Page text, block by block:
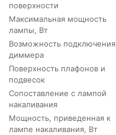
поверхности
Максимальная мощность
лампы, Вт
Возможность подключения
диммера
Поверхность плафонов и
подвесок
Сопоставление с лампой
накаливания
Мощность, приведенная к
лампе накаливания, Вт